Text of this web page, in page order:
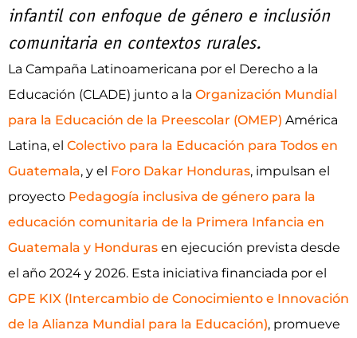
infantil con enfoque de género e inclusión
comunitaria en contextos rurales.
La Campaña Latinoamericana por el Derecho a la
Educación (CLADE) junto a la Organización Mundial
para la Educación de la Preescolar (OMEP) América
Latina, el Colectivo para la Educación para Todos en
Guatemala, y el Foro Dakar Honduras, impulsan el
proyecto Pedagogía inclusiva de género para la
educación comunitaria de la Primera Infancia en
Guatemala y Honduras en ejecución prevista desde
el año 2024 y 2026. Esta iniciativa financiada por el
GPE KIX (Intercambio de Conocimiento e Innovación
de la Alianza Mundial para la Educación), promueve